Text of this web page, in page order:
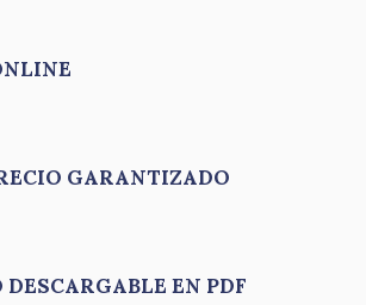
GARANTIZADO
EN PDF